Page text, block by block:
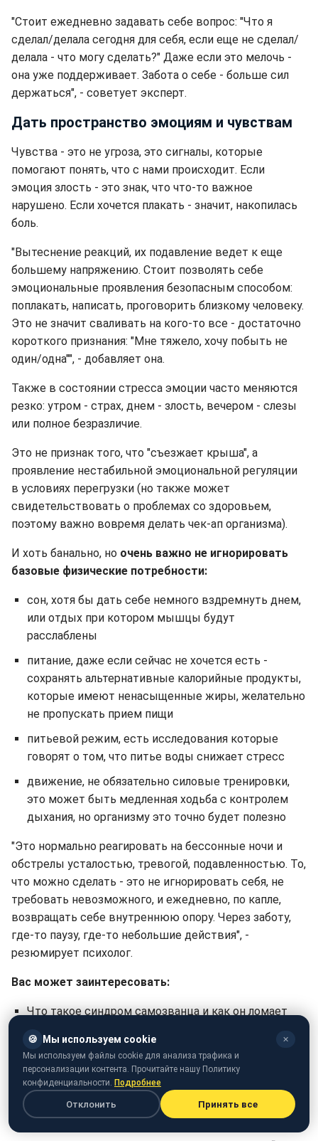
"Стоит ежедневно задавать себе вопрос: "Что я
сделал/делала сегодня для себя, если еще не сделал/
делала - что могу сделать?" Даже если это мелочь -
она уже поддерживает. Забота о себе - больше сил
держаться", - советует эксперт.
Дать пространство эмоциям и чувствам
Чувства - это не угроза, это сигналы, которые
помогают понять, что с нами происходит. Если
эмоция злость - это знак, что что-то важное
нарушено. Если хочется плакать - значит, накопилась
боль.
"Вытеснение реакций, их подавление ведет к еще
большему напряжению. Стоит позволять себе
эмоциональные проявления безопасным способом:
поплакать, написать, проговорить близкому человеку.
Это не значит сваливать на кого-то все - достаточно
короткого признания: "Мне тяжело, хочу побыть не
один/одна"", - добавляет она.
Также в состоянии стресса эмоции часто меняются
резко: утром - страх, днем - злость, вечером - слезы
или полное безразличие.
Это не признак того, что "съезжает крыша", а
проявление нестабильной эмоциональной регуляции
в условиях перегрузки (но также может
свидетельствовать о проблемах со здоровьем,
поэтому важно вовремя делать чек-ап организма).
И хоть банально, но очень важно не игнорировать
базовые физические потребности:
сон, хотя бы дать себе немного вздремнуть днем,
или отдых при котором мышцы будут
расслаблены
питание, даже если сейчас не хочется есть -
сохранять альтернативные калорийные продукты,
которые имеют ненасыщенные жиры, желательно
не пропускать прием пищи
питьевой режим, есть исследования которые
говорят о том, что питье воды снижает стресс
движение, не обязательно силовые тренировки,
это может быть медленная ходьба с контролем
дыхания, но организму это точно будет полезно
"Это нормально реагировать на бессонные ночи и
обстрелы усталостью, тревогой, подавленностью. То,
что можно сделать - это не игнорировать себя, не
требовать невозможного, и ежедневно, по капле,
возвращать себе внутреннюю опору. Через заботу,
где-то паузу, где-то небольшие действия", -
резюмирует психолог.
Вас может заинтересовать:
Что такое синдром самозванца и как он ломает
Гденайти вдохновение в мире, который
разваливается на глазах
Как вовремя распознать депрессию и почему не
стоит путать ее с ленью
🍪 Мы используем cookie ✕
Мы используем файлы cookie для анализа трафика и
персонализации контента. Прочитайте нашу Политику
конфиденциальности. Подробнее
Отклонить Принять все